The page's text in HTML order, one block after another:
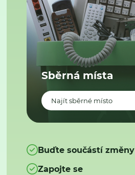
Sběrná místa
Najít sběrné místo
Buďte součástí změny
Zapojte se